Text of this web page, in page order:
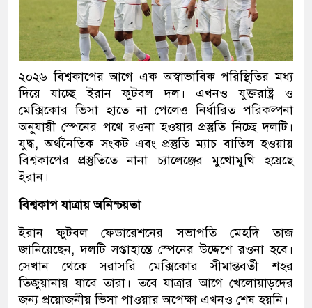
২০২৬ বিশ্বকাপের আগে এক অস্বাভাবিক পরিস্থিতির মধ্য
দিয়ে যাচ্ছে ইরান ফুটবল দল। এখনও যুক্তরাষ্ট্র ও
মেক্সিকোর ভিসা হাতে না পেলেও নির্ধারিত পরিকল্পনা
অনুযায়ী স্পেনের পথে রওনা হওয়ার প্রস্তুতি নিচ্ছে দলটি।
যুদ্ধ, অর্থনৈতিক সংকট এবং প্রস্তুতি ম্যাচ বাতিল হওয়ায়
বিশ্বকাপের প্রস্তুতিতে নানা চ্যালেঞ্জের মুখোমুখি হয়েছে
ইরান।
বিশ্বকাপ যাত্রায় অনিশ্চয়তা
ইরান ফুটবল ফেডারেশনের সভাপতি মেহদি তাজ
জানিয়েছেন, দলটি সপ্তাহান্তে স্পেনের উদ্দেশে রওনা হবে।
সেখান থেকে সরাসরি মেক্সিকোর সীমান্তবর্তী শহর
তিজুয়ানায় যাবে তারা। তবে যাত্রার আগে খেলোয়াড়দের
জন্য প্রয়োজনীয় ভিসা পাওয়ার অপেক্ষা এখনও শেষ হয়নি।